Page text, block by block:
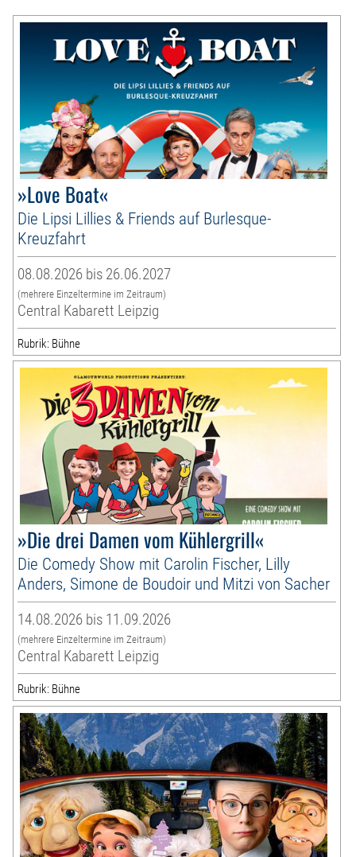
»Love Boat«
Die Lipsi Lillies & Friends auf Burlesque-
Kreuzfahrt
08.08.2026 bis 26.06.2027
(mehrere Einzeltermine im Zeitraum)
Central Kabarett Leipzig
Rubrik: Bühne
»Die drei Damen vom Kühlergrill«
Die Comedy Show mit Carolin Fischer, Lilly
Anders, Simone de Boudoir und Mitzi von Sacher
14.08.2026 bis 11.09.2026
(mehrere Einzeltermine im Zeitraum)
Central Kabarett Leipzig
Rubrik: Bühne